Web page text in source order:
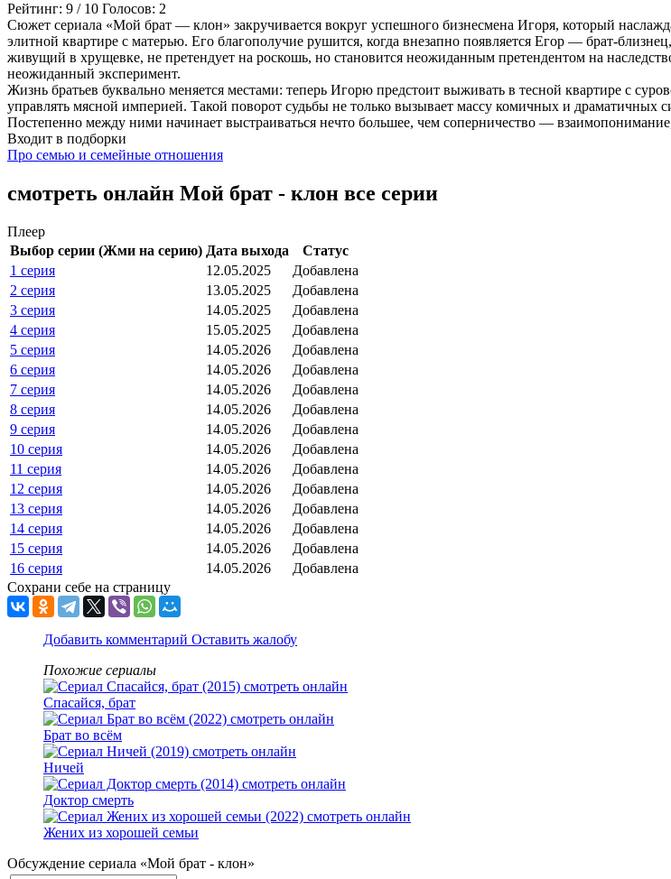
Рейтинг: 9 / 10 Голосов: 2
Сюжет сериала «Мой брат — клон» закручивается вокруг успешного бизнесмена Игоря, который
элитной квартире с матерью. Его благополучие рушится, когда внезапно появляется Егор — брат-
живущий в хрущевке, не претендует на роскошь, но становится неожиданным претендентом на
неожиданный эксперимент.
Жизнь братьев буквально меняется местами: теперь Игорю предстоит выживать в тесной квартире с
управлять мясной империей. Такой поворот судьбы не только вызывает массу комичных и драматичных
Постепенно между ними начинает выстраиваться нечто большее, чем соперничество —
Входит в подборки
Про семью и семейные отношения
смотреть онлайн Мой брат - клон все серии
Плеер
Выбор серии (Жми на серию) Дата выхода
Статус
1 серия
12.05.2025
Добавлена
2 серия
13.05.2025
Добавлена
3 серия
14.05.2025
Добавлена
4 серия
15.05.2025
Добавлена
5 серия
14.05.2026
Добавлена
6 серия
14.05.2026
Добавлена
7 серия
14.05.2026
Добавлена
8 серия
14.05.2026
Добавлена
9 серия
14.05.2026
Добавлена
10 серия
14.05.2026
Добавлена
11 серия
14.05.2026
Добавлена
12 серия
14.05.2026
Добавлена
13 серия
14.05.2026
Добавлена
14 серия
14.05.2026
Добавлена
15 серия
14.05.2026
Добавлена
16 серия
14.05.2026
Добавлена
Сохрани себе на страницу
Добавить комментарий Оставить жалобу
Похожие сериалы
Спасайся, брат
Брат во всём
Ничей
Доктор смерть
Жених из хорошей семьи
Обсуждение сериала «Мой брат - клон»